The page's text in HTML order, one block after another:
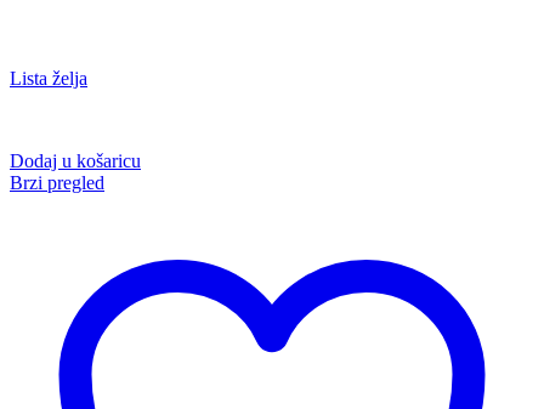
Lista želja
Dodaj u košaricu
Brzi pregled